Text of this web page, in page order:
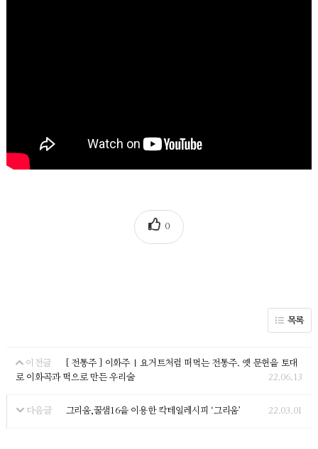
0
목록
이전글
[ 전통주 ] 이화주 | 요거트처럼 떠먹는 전통주. 옛 문헌을 토대
로 이화곡과 떡으로 만든 우리술
22.06.13
다음글 그리움,꿀샘16을 이용한 칵테일레시피 ‘그리움’ 22.03.01